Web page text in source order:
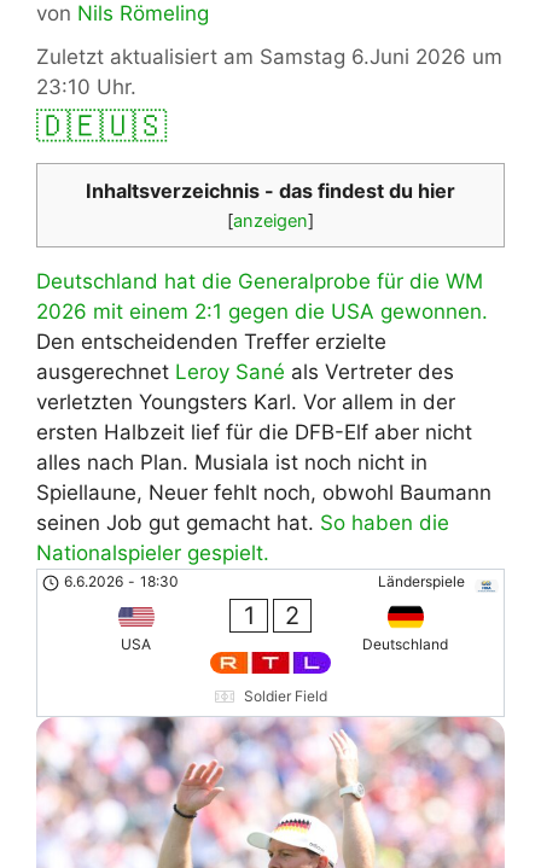
von Nils Römeling
Zuletzt aktualisiert am Samstag 6.Juni 2026 um
23:10 Uhr.
🇩🇪🇺🇸
Inhaltsverzeichnis - das findest du hier
[anzeigen]
Deutschland hat die Generalprobe für die WM
2026 mit einem 2:1 gegen die USA gewonnen.
Den entscheidenden Treffer erzielte
ausgerechnet Leroy Sané als Vertreter des
verletzten Youngsters Karl. Vor allem in der
ersten Halbzeit lief für die DFB-Elf aber nicht
alles nach Plan. Musiala ist noch nicht in
Spiellaune, Neuer fehlt noch, obwohl Baumann
seinen Job gut gemacht hat. So haben die
Nationalspieler gespielt.
Länderspiele
6.6.2026 - 18:30
USA
1 2
Deutschland
Soldier Field